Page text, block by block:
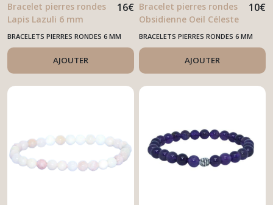
Bracelet pierres rondes
Lapis Lazuli 6 mm
16€
BRACELETS PIERRES RONDES 6 MM
AJOUTER
Bracelet pierres rondes
Obsidienne Oeil Céleste
6 mm
10€
BRACELETS PIERRES RONDES 6 MM
AJOUTER